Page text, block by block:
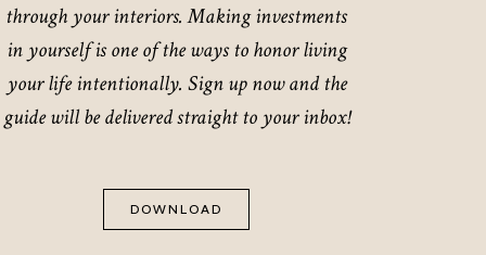
through your interiors. Making investments
in yourself is one of the ways to honor living
your life intentionally. Sign up now and the
guide will be delivered straight to your inbox!
DOWNLOAD